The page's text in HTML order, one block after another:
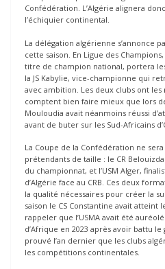
Confédération. L’Algérie alignera
l’échiquier continental.
La délégation algérienne s’annonce
cette saison. En Ligue des
titre de champion national, portera
la JS Kabylie, vice-championne qui
avec ambition. Les deux clubs ont
comptent bien faire mieux que lors
Mouloudia avait néanmoins réussi
avant de buter sur les Sud-Africains
La Coupe de la Confédération ne
prétendants de taille : le CR
du championnat, et l’USM Alger,
d’Algérie face au CRB. Ces deux
la qualité nécessaires pour créer la
saison le CS Constantine avait atteint
rappeler que l’USMA avait été
d’Afrique en 2023 après avoir battu
prouvé l’an dernier que les clubs
les compétitions continentales.